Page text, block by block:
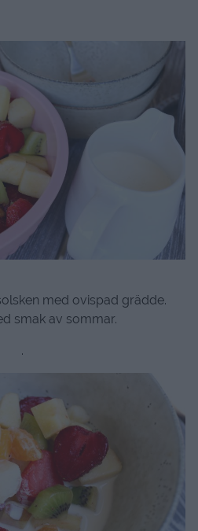
med ovispad grädde.
smak av sommar.
.